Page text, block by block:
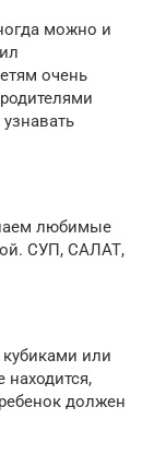
можно и
очень
любимые
СУП, САЛАТ,
кубиками или
находится,
должен